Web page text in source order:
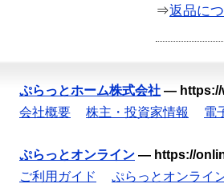
⇒返品に
ぷらっとホーム株式会社 —
会社概要
株主・投資家情報 電
ぷらっとオンライン — https://
ご利用ガイド
ぷらっとオンライ